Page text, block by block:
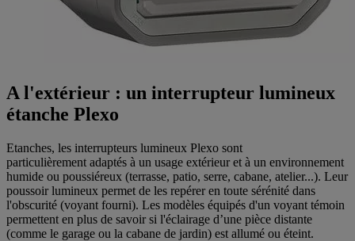
A l'extérieur : un interrupteur lumineux
étanche Plexo
Etanches, les interrupteurs lumineux Plexo sont
particulièrement adaptés à un usage extérieur et à un environnement
humide ou poussiéreux (terrasse, patio, serre, cabane, atelier...). Leur
poussoir lumineux permet de les repérer en toute sérénité dans
l'obscurité (voyant fourni). Les modèles équipés d'un voyant témoin
permettent en plus de savoir si l'éclairage d’une pièce distante
(comme le garage ou la cabane de jardin) est allumé ou éteint.